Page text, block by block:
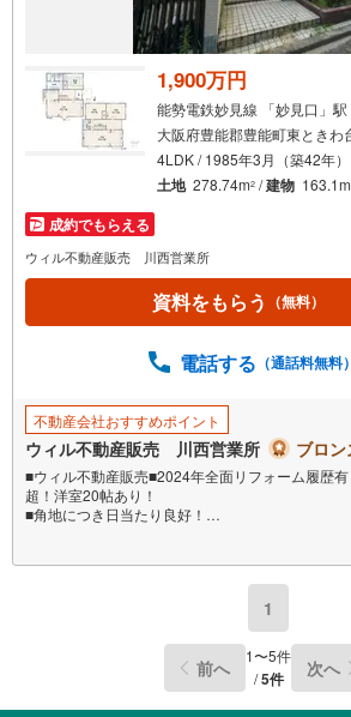
1,900万円
能勢電鉄妙見線 「妙見口」
大阪府豊能郡豊能町東ときわ
4LDK / 1985年3月（築42年）
土地 278.74m2 /建物 163.1m
成約でもらえる
ウィル不動産販売 川西営業所
資料をもらう （無料）
電話する （通話料無料）
不動産会社おすすめポイント
ウィル不動産販売 川西営業所 ブロ
■ウィル不動産販売■2024年全面リフォーム履歴
超！洋室20帖あり！
■角地につき日当たり良好！
～阪神間北摂で12店舗、東証上場のウィルで安心
ウィル不動産販売川西営業所は、阪急「川西能勢
駐車場完備、キッズスペースもあるのでぜひご家
1
前へ 1〜5件
/5件 次へ